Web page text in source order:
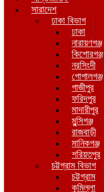
সারাদেশ
ঢাকা বিভাগ
ঢাকা
নারায়ণগঞ্জ
কিশোরগঞ্জ
নরসিংদী
গোপালগঞ্জ
গাজীপুর
ফরিদপুর
মাদারীপুর
মুন্সিগঞ্জ
রাজবাড়ী
মানিকগঞ্জ
শরিয়তপুর
চট্টগ্রাম বিভাগ
চট্টগ্রাম
কুমিল্লা